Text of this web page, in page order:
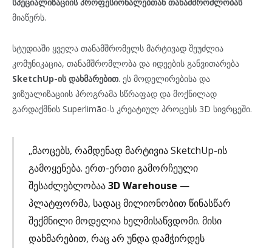
მიაწერს.
სტუდიაში ყველა თანამშრომელს მარტივად შეუძლია
კომუნიკაცია, თანამშრომლობა და იდეების განვითარება
SketchUp-ის დახმარებით. ეს მოდელირებისა და
ვიზუალიზაციის პროგრამა სწრაფად და მოქნილად
გარდაქმნის Superlimão-ს კრეატიულ პროცესს 3D სივრცეში.
„მაოცებს, რამდენად მარტივია SketchUp-ის
გამოყენება. ერთ-ერთი გამორჩეული
შესაძლებლობაა3D Warehouse —
პლატფორმა, სადაც მილიონობით წინასწარ
შექმნილი მოდელია ხელმისაწვდომი. მისი
დახმარებით, რაც არ უნდა დამჭირდეს